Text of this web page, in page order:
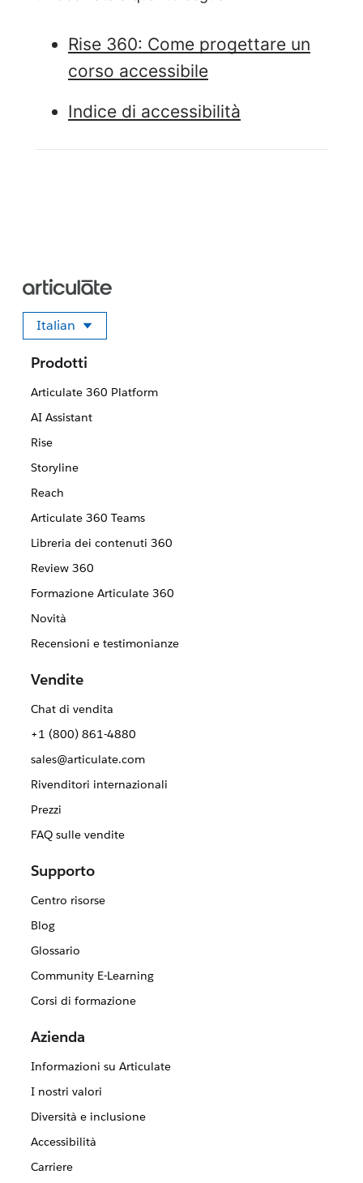
Rise 360: Come progettare un
corso accessibile
Indice di accessibilità
Italian
Seleziona la tua lingua
Prodotti
Articulate 360 Platform
AI Assistant
Rise
Storyline
Reach
Articulate 360 Teams
Libreria dei contenuti 360
Review 360
Formazione Articulate 360
Novità
Recensioni e testimonianze
Vendite
Chat di vendita
+1 (800) 861-4880
sales@articulate.com
Rivenditori internazionali
Prezzi
FAQ sulle vendite
Supporto
Centro risorse
Blog
Glossario
Community E-Learning
Corsi di formazione
Azienda
Informazioni su Articulate
I nostri valori
Diversità e inclusione
Accessibilità
Carriere